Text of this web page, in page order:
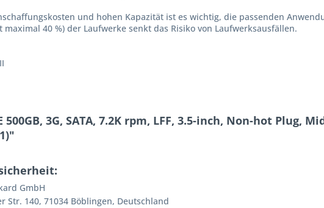
und hohen Kapazität ist es wichtig, die passenden
40 %) der Laufwerke senkt das Risiko von Laufwerksausfällen.
3G, SATA, 7.2K rpm, LFF, 3.5-inch, Non-hot Plug,
GmbH
Str. 140, 71034 Böblingen, Deutschland